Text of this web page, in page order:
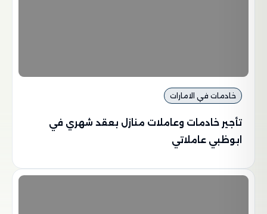
خادمات في الامارات
تأجير خادمات وعاملات منازل بعقد شهري في
ابوظبي عاملاتي